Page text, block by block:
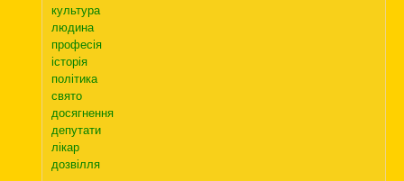
культура
людина
професія
історія
політика
свято
досягнення
депутати
лікар
дозвілля